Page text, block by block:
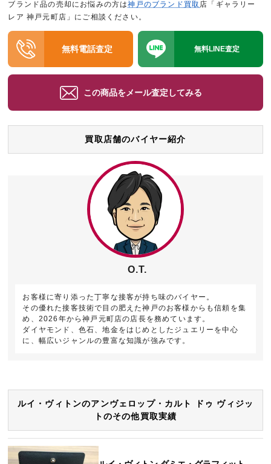
ブランド品の売却にお悩みの方は神戸のブランド買取 店「ギャラリー
レア 神戸元町店」にご相談ください。
無料電話査定 無料LINE査定
この商品をメール査定してみる
買取店舗のバイヤー紹介
O.T.
お客様に寄り添った丁寧な接客が持ち味のバイヤー。
その優れた接客技術で目の肥えた神戸のお客様からも信頼を集
め、2026年から神戸元町店の店長を務めています。
ダイヤモンド、色石、地金をはじめとしたジュエリーを中心
に、幅広いジャンルの豊富な知識が強みです。
ルイ・ヴィトンのアンヴェロップ・カルト ドゥ ヴィジッ
トのその他買取実績